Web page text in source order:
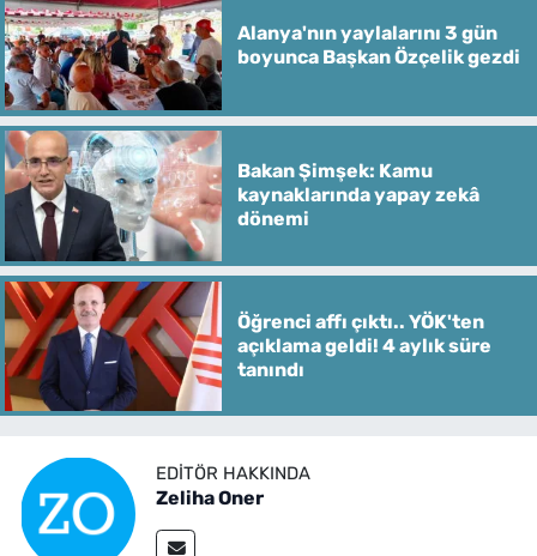
Alanya'nın yaylalarını 3 gün
boyunca Başkan Özçelik gezdi
Bakan Şimşek: Kamu
kaynaklarında yapay zekâ
dönemi
Öğrenci affı çıktı.. YÖK'ten
açıklama geldi! 4 aylık süre
tanındı
EDITÖR HAKKINDA
Zeliha Oner